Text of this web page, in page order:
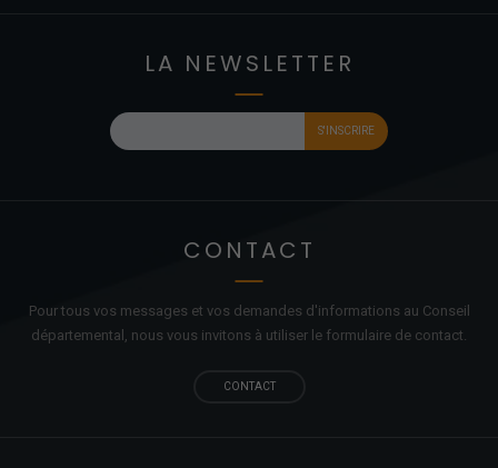
LA NEWSLETTER
CONTACT
Pour tous vos messages et vos demandes d'informations au Conseil
départemental, nous vous invitons à utiliser le formulaire de contact.
CONTACT